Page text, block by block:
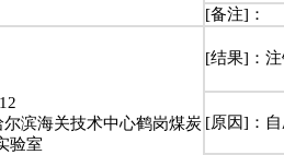
[备注]：
滨海关技术中心鹤岗煤炭
验室
[结果]：
[原因]：